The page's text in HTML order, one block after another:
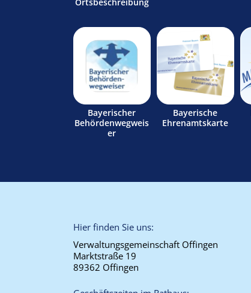
Bayerischer
Behördenwegweis
er
Bayerische
Ehrenamtskarte
Hier finden Sie uns:
Verwaltungsgemeinschaft Offingen
Marktstraße 19
89362 Offingen